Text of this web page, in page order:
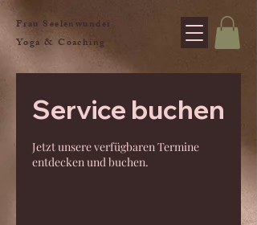
Frau Seelenwunder
Yoga & Coaching
Service buchen
Jetzt unsere verfügbaren Termine
entdecken und buchen.